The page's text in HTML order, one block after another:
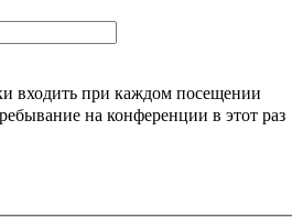
входить при каждом посещении
на конференции в этот раз